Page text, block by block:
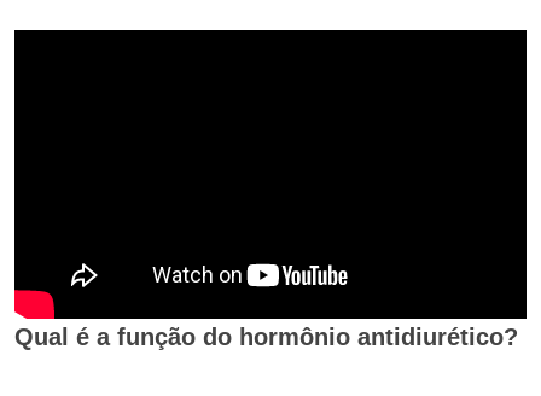
Qual é a função do hormônio antidiurético?